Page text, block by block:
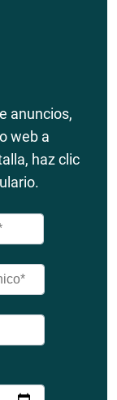
anuncios,
web a
haz clic